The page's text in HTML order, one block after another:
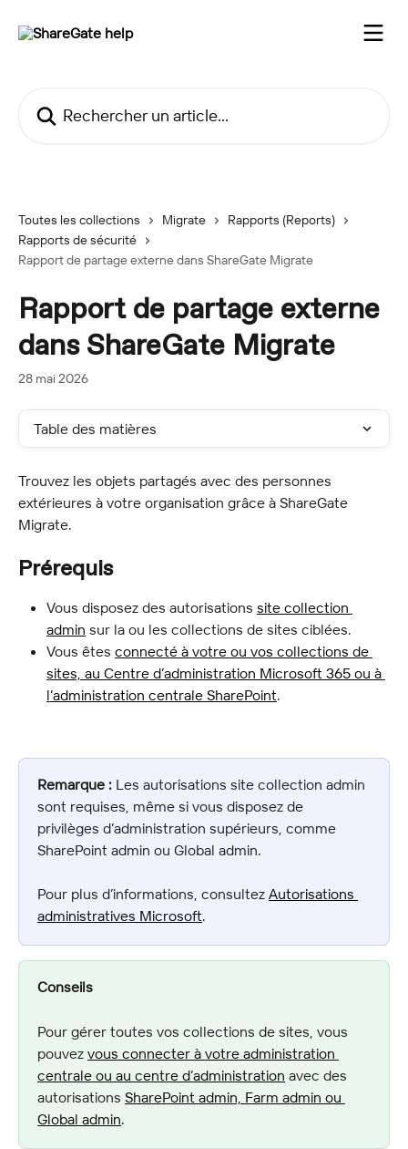
Toutes les collections Migrate
Rapports (Reports)
Rapports de sécurité
Rapport de partage externe dans ShareGate Migrate
Rapport de partage externe
dans ShareGate Migrate
28 mai 2026
Table des matières
Trouvez les objets partagés avec des personnes
extérieures à votre organisation grâce à ShareGate
Migrate.
Prérequis
Vous disposez des autorisations site collection
admin sur la ou les collections de sites ciblées.
Vous êtes connecté à votre ou vos collections de
sites, au Centre d’administration Microsoft 365 ou à
l’administration centrale SharePoint.
Remarque : Les autorisations site collection admin
sont requises, même si vous disposez de
privilèges d’administration supérieurs, comme
SharePoint admin ou Global admin.
Pour plus d’informations, consultez Autorisations
administratives Microsoft.
Conseils
Pour gérer toutes vos collections de sites, vous
pouvez vous connecter à votre administration
centrale ou au centre d’administration avec des
autorisations SharePoint admin, Farm admin ou
Global admin.